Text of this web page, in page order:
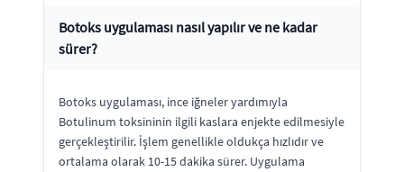
Botoks uygulaması nasıl yapılır ve ne kadar
sürer?
Botoks uygulaması, ince iğneler yardımıyla
Botulinum toksininin ilgili kaslara enjekte edilmesiyle
gerçekleştirilir. İşlem genellikle oldukça hızlıdır ve
ortalama olarak 10-15 dakika sürer. Uygulama